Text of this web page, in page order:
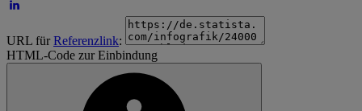
URL fürReferenzlink:
HTML-Code zur Einbindung